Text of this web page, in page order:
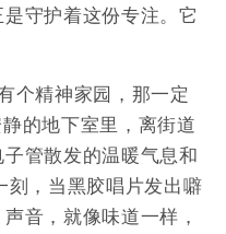
守护着这份专注。它
个精神家园，那一定
的地下室里，离街道
管散发的温暖气息和
刻，当黑胶唱片发出噼
音，就像味道一样，